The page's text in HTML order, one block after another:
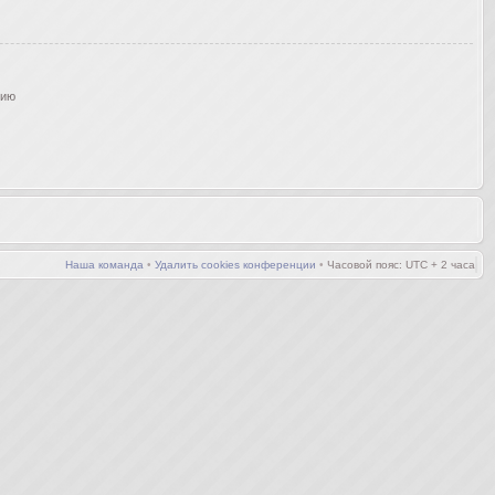
Наша команда • Удалить cookies конференции • Часовой пояс: UTC + 2 часа